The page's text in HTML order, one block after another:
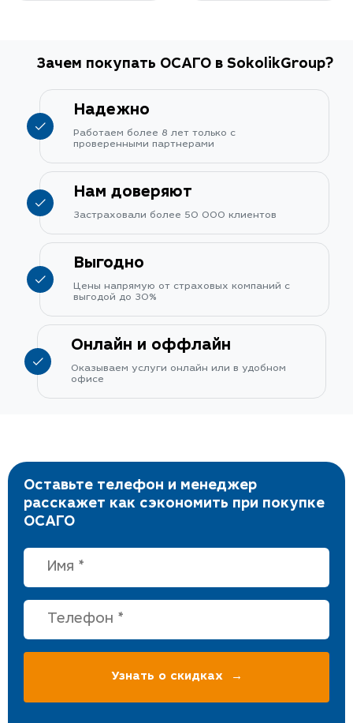
Зачем покупать ОСАГО в SokolikGroup?
Надежно
Работаем более 8 лет только с
проверенными партнерами
Нам доверяют
Застраховали более 50 000 клиентов
Выгодно
Цены напрямую от страховых компаний с
выгодой до 30%
Онлайн и оффлайн
Оказываем услуги онлайн или в удобном
офисе
Оставьте телефон и менеджер
расскажет как сэкономить при покупке
ОСАГО